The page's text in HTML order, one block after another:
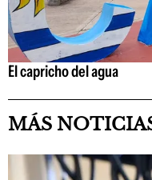
El capricho del agua
MÁS